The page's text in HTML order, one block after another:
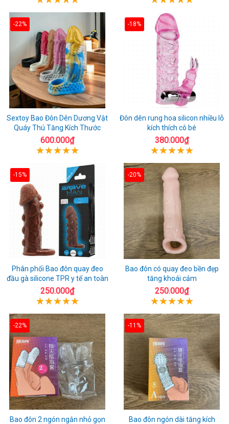
-22%
Sextoy Bao Đôn Dên Dương Vật
Quáy Thú Tăng Kích Thước
600.000₫
-18%
Đôn dên rung hoa silicon nhiều lỗ
kích thích cô bé
380.000₫
-15%
Phân phối Bao đôn quay đeo
đầu gà silicone TPR y tế an toàn
250.000₫
-20%
Bao đôn có quay đeo bền đẹp
tăng khoái cảm
250.000₫
-22%
Bao đôn 2 ngón ngắn nhỏ gọn
-11%
Bao đôn ngón dài tăng kích